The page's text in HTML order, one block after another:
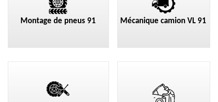
Montage de pneus 91 Mécanique camion VL 91